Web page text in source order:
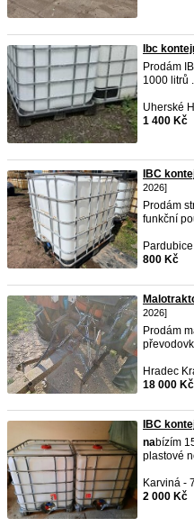
Ibc
Prodám
1000 litrů
Uherské
1 400 Kč
IBC
2026]
Prodám
funkční
800 Kč
2026]
Prodám
Hradec
18 000 Kč
IBC
nabízím
plastové
Karviná -
2 000 Kč